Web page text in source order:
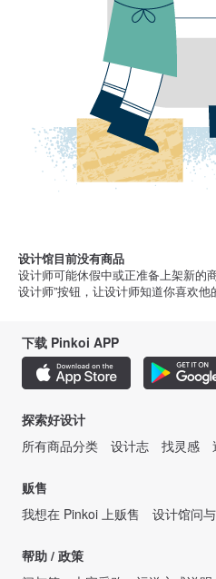
设计馆目前没有商品
设计师可能休假中或正准备上架新的
设计师”按钮，让设计师知道你喜欢他
下载 Pinkoi APP
探索好设计
所有商品分类
设计志 找灵感
贩售
我想在 Pinkoi 上贩售
设计馆问
帮助 / 政策